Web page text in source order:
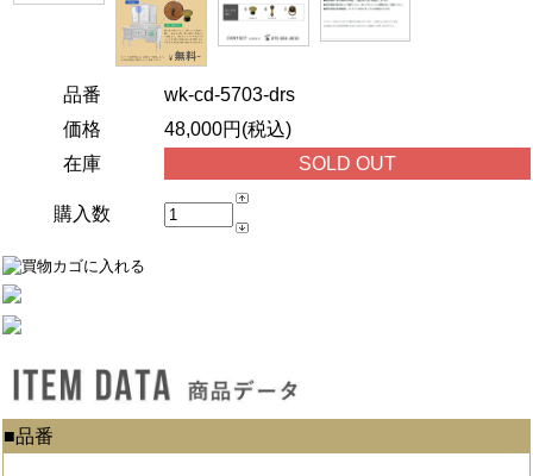
品番
wk-cd-5703-drs
価格
48,000円(税込)
在庫
SOLD OUT
購入数
■品番